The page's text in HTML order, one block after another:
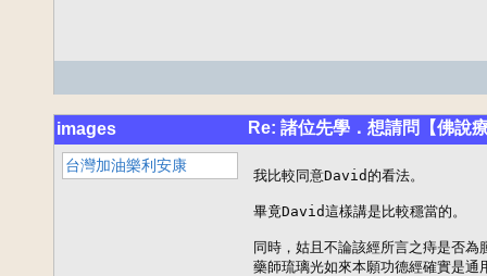
images Re: 諸位先學．想請問【佛說
台灣加油樂利安康
我比較同意David的看法。
畢竟David這樣講是比較穩當的。
同時，姑且不論該經所言之痔是否為
藥師琉璃光如來本願功德經確實是通